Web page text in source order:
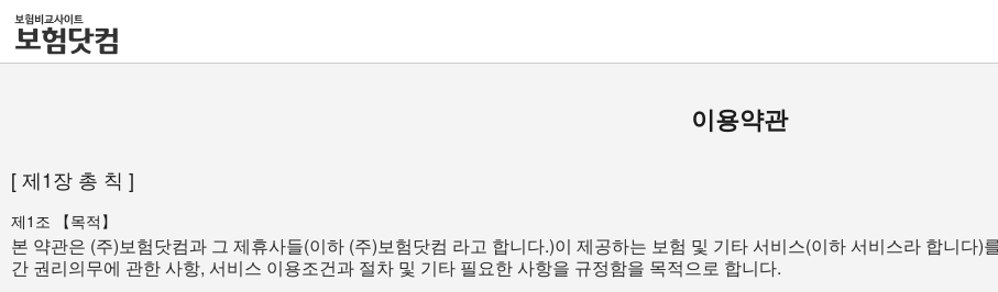
이용약관
[ 제1장 총 칙 ]
제1조 【목적】
본 약관은 (주)보험닷컴과 그 제휴사들(이하 (주)보험닷컴 라고 합니다.)이 제공하는 보험 및 기타 서비스(이하 서비스라 합니다
간 권리의무에 관한 사항, 서비스 이용조건과 절차 및 기타 필요한 사항을 규정함을 목적으로 합니다.